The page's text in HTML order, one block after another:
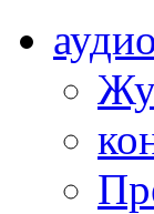
аудио